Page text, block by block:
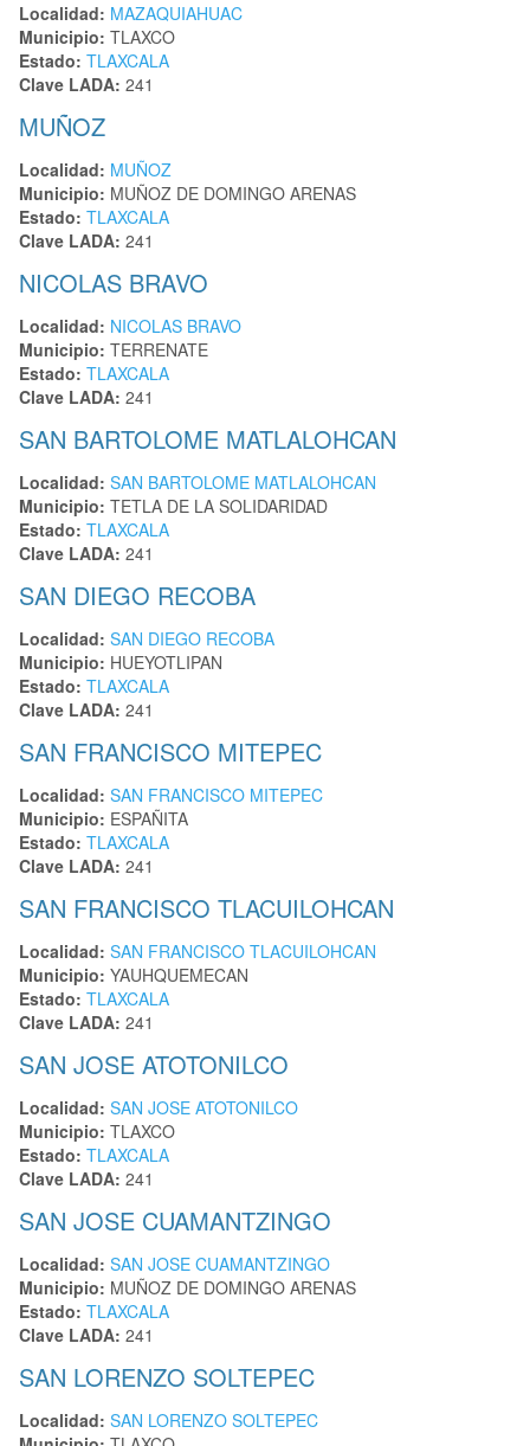
Localidad: MAZAQUIAHUAC
Municipio: TLAXCO
Estado: TLAXCALA
Clave LADA: 241
MUÑOZ
Localidad: MUÑOZ
Municipio: MUÑOZ DE DOMINGO ARENAS
Estado: TLAXCALA
Clave LADA: 241
NICOLAS BRAVO
Localidad: NICOLAS BRAVO
Municipio: TERRENATE
Estado: TLAXCALA
Clave LADA: 241
SAN BARTOLOME MATLALOHCAN
Localidad: SAN BARTOLOME MATLALOHCAN
Municipio: TETLA DE LA SOLIDARIDAD
Estado: TLAXCALA
Clave LADA: 241
SAN DIEGO RECOBA
Localidad: SAN DIEGO RECOBA
Municipio: HUEYOTLIPAN
Estado: TLAXCALA
Clave LADA: 241
SAN FRANCISCO MITEPEC
Localidad: SAN FRANCISCO MITEPEC
Municipio: ESPAÑITA
Estado: TLAXCALA
Clave LADA: 241
SAN FRANCISCO TLACUILOHCAN
Localidad: SAN FRANCISCO TLACUILOHCAN
Municipio: YAUHQUEMECAN
Estado: TLAXCALA
Clave LADA: 241
SAN JOSE ATOTONILCO
Localidad: SAN JOSE ATOTONILCO
Municipio: TLAXCO
Estado: TLAXCALA
Clave LADA: 241
SAN JOSE CUAMANTZINGO
Localidad: SAN JOSE CUAMANTZINGO
Municipio: MUÑOZ DE DOMINGO ARENAS
Estado: TLAXCALA
Clave LADA: 241
SAN LORENZO SOLTEPEC
Localidad: SAN LORENZO SOLTEPEC